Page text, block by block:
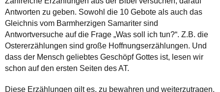
Antworten zu geben. Sowohl die 10 Gebote als auch das
Gleichnis vom Barmherzigen Samariter sind
Antwortversuche auf die Frage „Was soll ich tun?“. Z.B. die
Ostererzählungen sind große Hoffnungserzählungen. Und
dass der Mensch geliebtes Geschöpf Gottes ist, lesen wir
schon auf den ersten Seiten des AT.
Diese Erzählungen gilt es, zu bewahren und weiterzutragen.